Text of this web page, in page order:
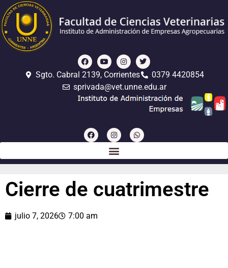
Sgto. Cabral 2139, Corrientes
0379 4420854
sprivada@vet.unne.edu.ar
Cierre de cuatrimestre
julio 7, 2026 7:00 am